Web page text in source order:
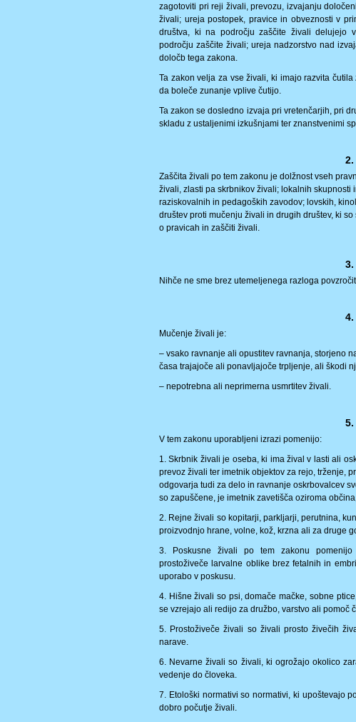
zagotoviti pri reji živali, prevozu, izvajanju
živali; ureja postopek, pravice in obveznosti v
društva, ki na področju zaščite živali delujejo
področju zaščite živali; ureja nadzorstvo nad
določb tega zakona.
Ta zakon velja za vse živali, ki imajo razvita
da boleče zunanje vplive čutijo.
Ta zakon se dosledno izvaja pri vretenčarjih, pri
skladu z ustaljenimi izkušnjami ter znanstvenimi
2.
Zaščita živali po tem zakonu je dolžnost vseh
živali, zlasti pa skrbnikov živali; lokalnih
raziskovalnih in pedagoških zavodov; lovskih,
društev proti mučenju živali in drugih društev, ki
o pravicah in zaščiti živali.
3.
Nihče ne sme brez utemeljenega razloga
4.
Mučenje živali je:
– vsako ravnanje ali opustitev ravnanja, storjeno
časa trajajoče ali ponavljajoče trpljenje, ali škodi
– nepotrebna ali neprimerna usmrtitev živali.
5.
V tem zakonu uporabljeni izrazi pomenijo:
1. Skrbnik živali je oseba, ki ima žival v lasti ali
prevoz živali ter imetnik objektov za rejo, trženje,
odgovarja tudi za delo in ravnanje oskrbovalcev
so zapuščene, je imetnik zavetišča oziroma
2. Rejne živali so kopitarji, parkljarji, perutnina,
proizvodnjo hrane, volne, kož, krzna ali za druge
3. Poskusne živali po tem zakonu
prostoživeče larvalne oblike brez fetalnih in
uporabo v poskusu.
4. Hišne živali so psi, domače mačke, sobne
se vzrejajo ali redijo za družbo, varstvo ali pomoč
5. Prostoživeče živali so živali prosto živečih
narave.
6. Nevarne živali so živali, ki ogrožajo okolico
vedenje do človeka.
7. Etološki normativi so normativi, ki upoštevajo
dobro počutje živali.